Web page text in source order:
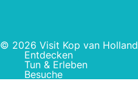
© 2026 Visit Kop van Holland
Entdecken
Tun & Erleben
Besuche